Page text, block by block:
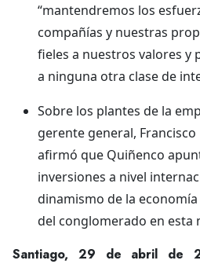
“mantendremos los
compañías y nuestras
fieles a nuestros valores y
a ninguna otra clase de
Sobre los plantes de la
gerente general, Francisco
afirmó que Quiñenco
inversiones a nivel
dinamismo de la
del conglomerado en esta
Santiago, 29 de abril de